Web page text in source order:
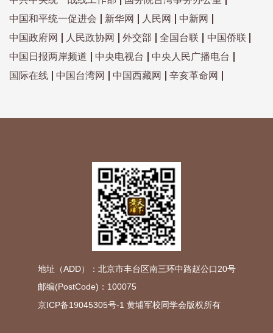
中国和平统一促进会
新华网 人民网
中新网
中国政府网
人民政协网 外交部 全国台联
中国侨联
中国日报两岸频道
中央电视台
中央人民广播电台
国际在线
中国台湾网 中国西藏网 辛亥革命网
地址（ADD）：北京市丰台区南三环中路赵公口20号
邮编(PostCode)：100075
京ICP备19045305号-1 黄埔军校同学会版权所有